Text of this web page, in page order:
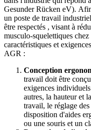
Gesunder Rücken eV).
un poste de travail industriel
être respectés , visant à
musculo-squelettiques
caractéristiques et
AGR :
Conception
travail doit être
exigences
autres, la hauteur et
travail, le réglage
disposition d'aides
ou une souris et un